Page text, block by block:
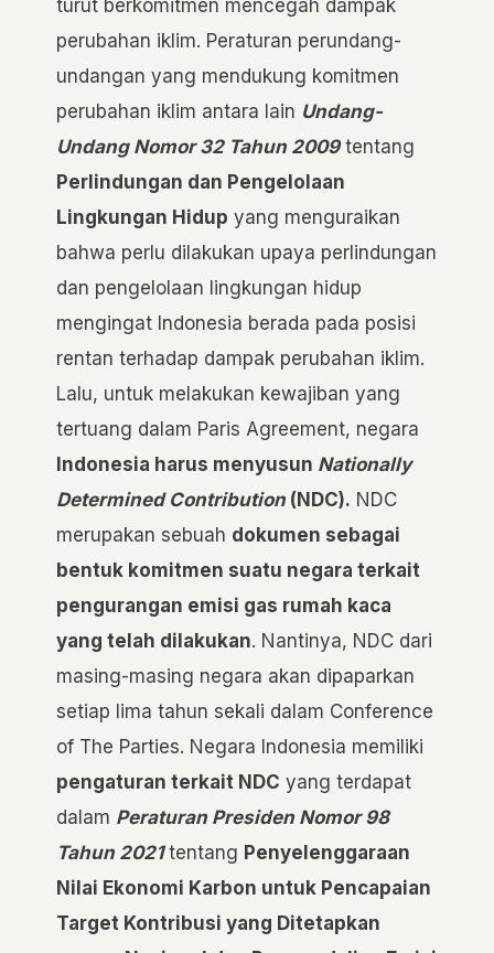
turut berkomitmen mencegah dampak
perubahan iklim. Peraturan perundang-
undangan yang mendukung komitmen
perubahan iklim antara lain Undang-
Undang Nomor 32 Tahun 2009tentang
Perlindungan dan Pengelolaan
Lingkungan Hidup yang menguraikan
bahwa perlu dilakukan upaya perlindungan
dan pengelolaan lingkungan hidup
mengingat Indonesia berada pada posisi
rentan terhadap dampak perubahan iklim.
Lalu, untuk melakukan kewajiban yang
tertuang dalam Paris Agreement, negara
Indonesia harus menyusun Nationally
Determined Contribution (NDC). NDC
merupakan sebuah dokumen sebagai
bentuk komitmen suatu negara terkait
pengurangan emisi gas rumah kaca
yang telah dilakukan. Nantinya, NDC dari
masing-masing negara akan dipaparkan
setiap lima tahun sekali dalam Conference
of The Parties. Negara Indonesia memiliki
pengaturan terkait NDC yang terdapat
dalam Peraturan Presiden Nomor 98
Tahun 2021tentang Penyelenggaraan
Nilai Ekonomi Karbon untuk Pencapaian
Target Kontribusi yang Ditetapkan